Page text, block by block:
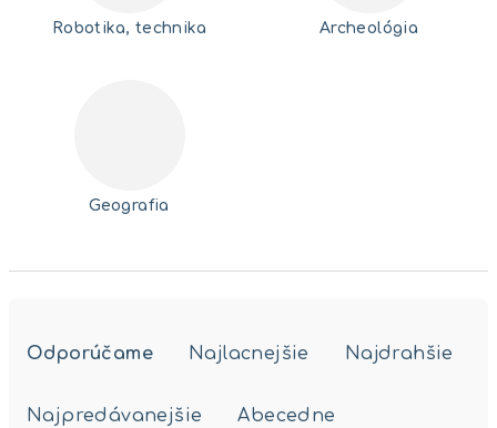
Robotika, technika Archeológia
Geografia
Odporúčame Najlacnejšie Najdrahšie
Najpredávanejšie Abecedne